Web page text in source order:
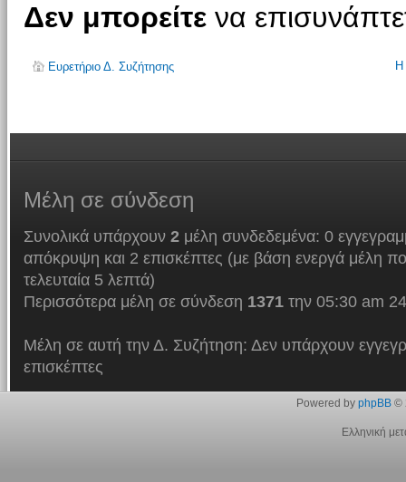
Δεν μπορείτενα
Ευρετήριο Δ. Συζήτησης Η
Μέλη σε σύνδεση
Συνολικά υπάρχουν 2μέλη συνδεδεμένα: 0
απόκρυψη και 2 επισκέπτες (με βάση ενεργά μέλη
τελευταία 5 λεπτά)
Περισσότερα μέλη σε σύνδεση 1371την 05:30 am
Μέλη σε αυτή την Δ. Συζήτηση: Δεν υπάρχουν
επισκέπτες
Powered by phpBB©
Ελληνική